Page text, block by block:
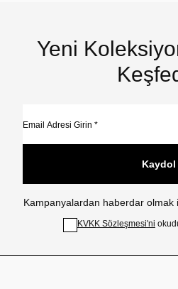
Yeni
Kaydol
Kampanyalardan haberdar olmak
KVKK Sözleşmesi'ni